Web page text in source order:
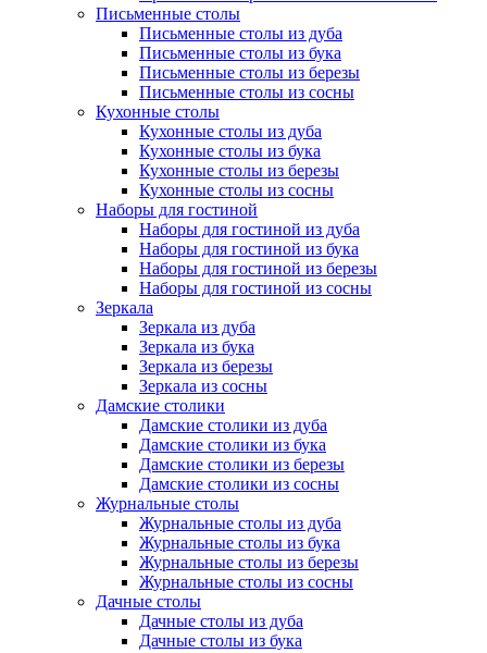
Письменные столы
Письменные столы из дуба
Письменные столы из бука
Письменные столы из березы
Письменные столы из сосны
Кухонные столы
Кухонные столы из дуба
Кухонные столы из бука
Кухонные столы из березы
Кухонные столы из сосны
Наборы для гостиной
Наборы для гостиной из дуба
Наборы для гостиной из бука
Наборы для гостиной из березы
Наборы для гостиной из сосны
Зеркала
Зеркала из дуба
Зеркала из бука
Зеркала из березы
Зеркала из сосны
Дамские столики
Дамские столики из дуба
Дамские столики из бука
Дамские столики из березы
Дамские столики из сосны
Журнальные столы
Журнальные столы из дуба
Журнальные столы из бука
Журнальные столы из березы
Журнальные столы из сосны
Дачные столы
Дачные столы из дуба
Дачные столы из бука